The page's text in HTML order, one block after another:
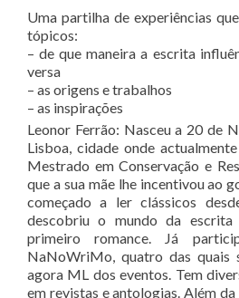
Uma partilha de experiências
tópicos:
– de que maneira a escrita
versa
– as origens e trabalhos
– as inspirações
Leonor Ferrão: Nasceu a 20 de
Lisboa, cidade onde
Mestrado em Conservação e
que a sua mãe lhe incentivou ao
começado a ler clássicos
descobriu o mundo da
primeiro romance. Já
NaNoWriMo, quatro das quais
agora ML dos eventos. Tem
em revistas e antologias. Além